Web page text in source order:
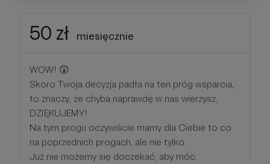
50 zł miesięcznie
WOW! 😲
Skoro Twoja decyzja padła na ten próg wsparcia,
to znaczy, że chyba naprawdę w nas wierzysz,
DZIĘKUJEMY!
Na tym progu oczywiście mamy dla Ciebie to co
na poprzednich progach, ale nie tylko.
Już nie możemy się doczekać, aby móc: